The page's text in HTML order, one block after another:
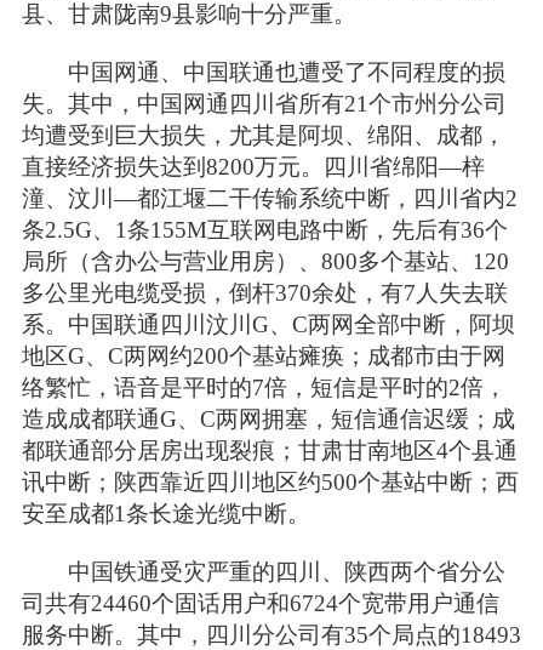
县、甘肃陇南9县影响十分严重。
中国网通、中国联通也遭受了不同程度的损
失。其中，中国网通四川省所有21个市州分公司
均遭受到巨大损失，尤其是阿坝、绵阳、成都，
直接经济损失达到8200万元。四川省绵阳—梓
潼、汶川—都江堰二干传输系统中断，四川省内2
条2.5G、1条155M互联网电路中断，先后有36个
局所（含办公与营业用房）、800多个基站、120
多公里光电缆受损，倒杆370余处，有7人失去联
系。中国联通四川汶川G、C两网全部中断，阿坝
地区G、C两网约200个基站瘫痪；成都市由于网
络繁忙，语音是平时的7倍，短信是平时的2倍，
造成成都联通G、C两网拥塞，短信通信迟缓；成
都联通部分居房出现裂痕；甘肃甘南地区4个县通
讯中断；陕西靠近四川地区约500个基站中断；西
安至成都1条长途光缆中断。
中国铁通受灾严重的四川、陕西两个省分公
司共有24460个固话用户和6724个宽带用户通信
服务中断。其中，四川分公司有35个局点的18493